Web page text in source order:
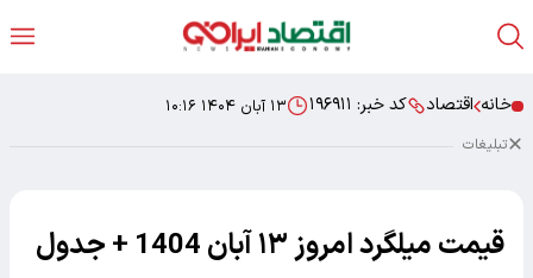
خانه اقتصاد کد خبر: ۱۹۶۹۱۱ ۱۳ آبان ۱۴۰۴ ۱۰:۱۶
تبلیغات
قیمت میلگرد امروز ۱۳ آبان 1404 + جدول